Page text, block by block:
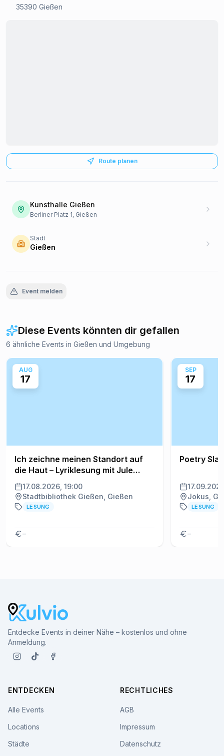
35390 Gießen
Route planen
Kunsthalle Gießen
Berliner Platz 1, Gießen
Stadt
Gießen
Event melden
Diese Events könnten dir gefallen
6 ähnliche Events in Gießen und Umgebung
AUG
17
Ich zeichne meinen Standort auf
die Haut – Lyriklesung mit Jule
Weber
17.08.2026, 19:00
Stadtbibliothek Gießen, Gießen
LESUNG
–
SEP
17
Poetry
Jokus,
LESUNG
–
Entdecke Events in deiner Nähe – kostenlos und ohne
Anmeldung.
ENTDECKEN
Alle Events
Locations
Städte
RECHTLICHES
AGB
Impressum
Datenschutz